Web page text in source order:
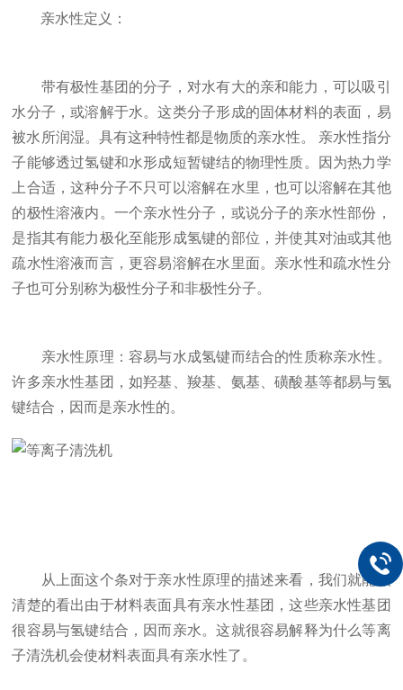
亲水性定义：
带有极性基团的分子，对水有大的亲和能力，可以吸引
水分子，或溶解于水。这类分子形成的固体材料的表面，易
被水所润湿。具有这种特性都是物质的亲水性。 亲水性指分
子能够透过氢键和水形成短暂键结的物理性质。因为热力学
上合适，这种分子不只可以溶解在水里，也可以溶解在其他
的极性溶液内。一个亲水性分子，或说分子的亲水性部份，
是指其有能力极化至能形成氢键的部位，并使其对油或其他
疏水性溶液而言，更容易溶解在水里面。亲水性和疏水性分
子也可分别称为极性分子和非极性分子。
亲水性原理：容易与水成氢键而结合的性质称亲水性。
许多亲水性基团，如羟基、羧基、氨基、磺酸基等都易与氢
键结合，因而是亲水性的。
从上面这个条对于亲水性原理的描述来看，我们就能很
清楚的看出由于材料表面具有亲水性基团，这些亲水性基团
很容易与氢键结合，因而亲水。这就很容易解释为什么等离
子清洗机会使材料表面具有亲水性了。